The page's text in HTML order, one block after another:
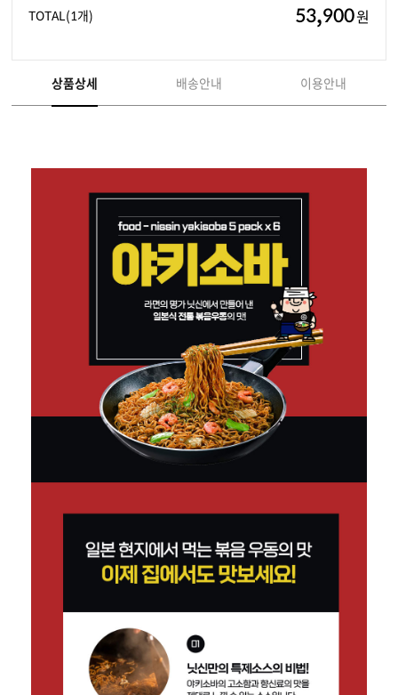
상품상세 배송안내 이용안내
TOTAL 53,900원
(1개)